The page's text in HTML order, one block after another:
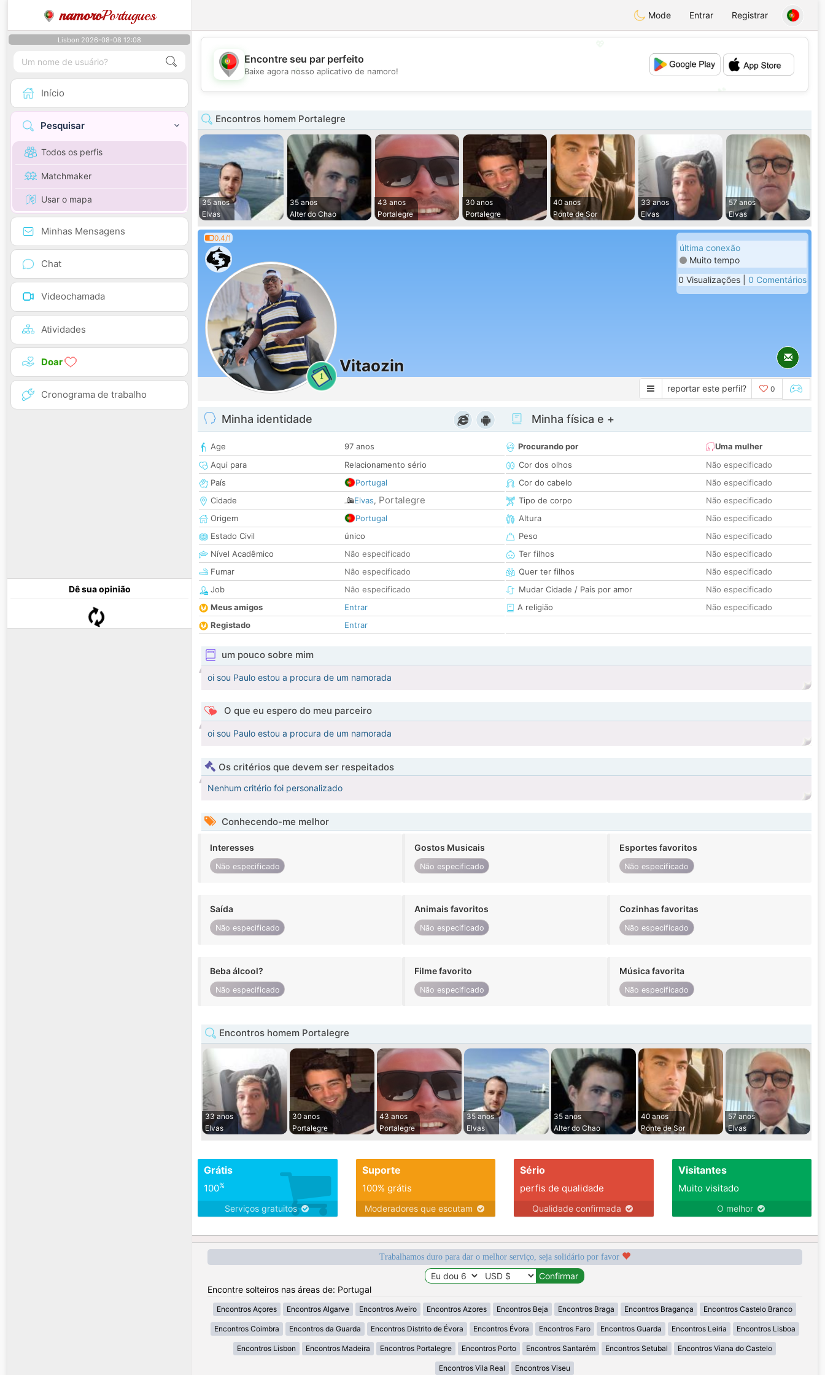
namoroPortugues Mode Entrar Registrar
Lisbon 2026-08-08 12:08
Início
Pesquisar
Todos os perfis
Matchmaker
Usar o mapa
Minhas Mensagens
Chat
Videochamada
Atividades
Doar
Cronograma de trabalho
Dê sua opinião
💖
💕
Encontre seu par perfeito
Baixe agora nosso aplicativo de namoro!
Encontros homem Portalegre
35 anos
Elvas
35 anos
Alter do Chao
43 anos
Portalegre
30 anos
Portalegre
40 anos
Ponte de Sor
33 anos
Elvas
57 anos
Elvas
0.4/1
1
Vitaozin
última conexão
Muito tempo
0 Visualizações | 0 Comentários
reportar este perfil? 0
Minha identidade
Age
97 anos
Aqui para
Relacionamento sério
País
Portugal
Cidade
Elvas, Portalegre
Origem
Portugal
Estado Civil
único
Nível Acadêmico
Não especificado
Fumar
Não especificado
Job
Não especificado
Meus amigos
Entrar
Registado
Entrar
Minha física e +
Procurando por
Uma mulher
Cor dos olhos
Não especificado
Cor do cabelo
Não especificado
Tipo de corpo
Não especificado
Altura
Não especificado
Peso
Não especificado
Ter filhos
Não especificado
Quer ter filhos
Não especificado
Mudar Cidade / País por amor
Não especificado
A religião
Não especificado
um pouco sobre mim
oi sou Paulo estou a procura de um namorada
O que eu espero do meu parceiro
oi sou Paulo estou a procura de um namorada
Os critérios que devem ser respeitados
Nenhum critério foi personalizado
Conhecendo-me melhor
Interesses
Não especificado
Gostos Musicais
Não especificado
Esportes favoritos
Não especificado
Saída
Não especificado
Animais favoritos
Não especificado
Cozinhas favoritas
Não especificado
Beba álcool?
Não especificado
Filme favorito
Não especificado
Música favorita
Não especificado
Encontros homem Portalegre
33 anos
Elvas
30 anos
Portalegre
43 anos
Portalegre
35 anos
Elvas
35 anos
Alter do Chao
40 anos
Ponte de Sor
57 anos
Elvas
Grátis
100%
Serviços gratuitos
Suporte
100% grátis
Moderadores que escutam
Sério
perfis de qualidade
Qualidade confirmada
Visitantes
Muito visitado
O melhor
Trabalhamos duro para dar o melhor serviço, seja solidário por favor
Encontre solteiros nas áreas de: Portugal
Encontros Açores Encontros Algarve Encontros Aveiro Encontros Azores Encontros Beja Encontros Braga Encontros Bragança Encontros Castelo Branco
Encontros Coimbra Encontros da Guarda Encontros Distrito de Évora Encontros Évora Encontros Faro Encontros Guarda Encontros Leiria Encontros Lisboa
Encontros Lisbon Encontros Madeira Encontros Portalegre Encontros Porto Encontros Santarém Encontros Setubal Encontros Viana do Castelo
Encontros Vila Real Encontros Viseu